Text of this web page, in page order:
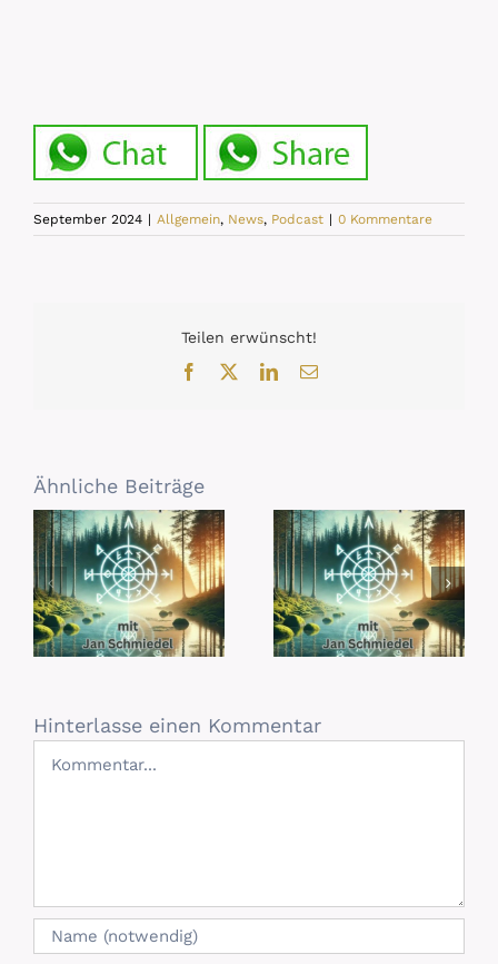
September 2024 | Allgemein, News, Podcast | 0 Kommentare
Teilen erwünscht!
Facebook
LinkedIn
E-
Ähnliche Beiträge
Hinterlasse einen Kommentar